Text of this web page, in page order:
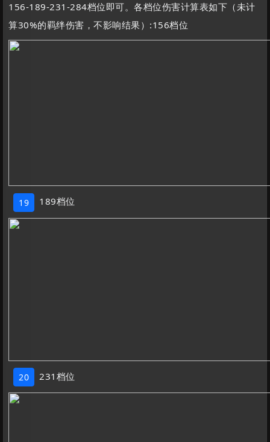
156-189-231-284档位即可。各档位伤害计算表如下（未计
算30%的羁绊伤害，不影响结果）:156档位
19 189档位
20 231档位